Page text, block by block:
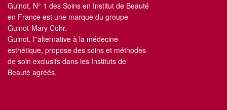
Guinot, N° 1 des Soins en Institut de Beauté
en France est une marque du groupe
Guinot-Mary Cohr.
Guinot, l''alternative à la médecine
esthétique, propose des soins et méthodes
de soin exclusifs dans les Instituts de
Beauté agréés.